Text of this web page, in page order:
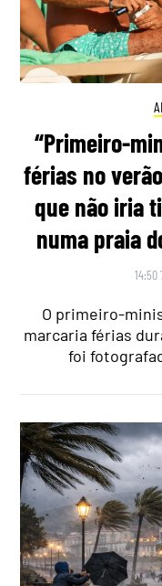
“Primeiro-
férias no
que não iria
numa praia
14:50
O primeiro-
marcaria férias
foi